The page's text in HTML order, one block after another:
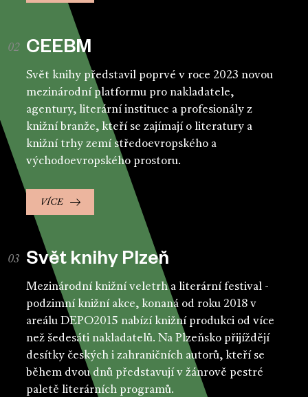
CEEBM
Svět knihy představil poprvé v roce 2023 novou
mezinárodní platformu pro nakladatele,
agentury, literární instituce a profesionály z
knižní branže, kteří se zajímají o literatury a
knižní trhy zemí středoevropského a
východoevropského prostoru.
VÍCE
Svět knihy Plzeň
Mezinárodní knižní veletrh a literární festival -
podzimní knižní akce, konaná od roku 2018 v
areálu DEPO2015 nabízí knižní produkci od více
než šedesáti nakladatelů. Na Plzeňsko přijíždějí
desítky českých i zahraničních autorů, kteří se
během dvou dnů představují v žánrově pestré
paletě literárních programů.